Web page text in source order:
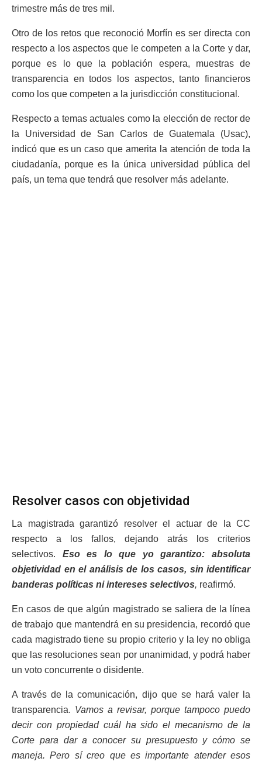
trimestre más de tres mil.
Otro de los retos que reconoció Morfín es ser directa con
respecto a los aspectos que le competen a la Corte y dar,
porque es lo que la población espera, muestras de
transparencia en todos los aspectos, tanto financieros
como los que competen a la jurisdicción constitucional.
Respecto a temas actuales como la elección de rector de
la Universidad de San Carlos de Guatemala (Usac),
indicó que es un caso que amerita la atención de toda la
ciudadanía, porque es la única universidad pública del
país, un tema que tendrá que resolver más adelante.
Resolver casos con objetividad
La magistrada garantizó resolver el actuar de la CC
respecto a los fallos, dejando atrás los criterios
selectivos. Eso es lo que yo garantizo: absoluta
objetividad en el análisis de los casos, sin identificar
banderas políticas ni intereses selectivos, reafirmó.
En casos de que algún magistrado se saliera de la línea
de trabajo que mantendrá en su presidencia, recordó que
cada magistrado tiene su propio criterio y la ley no obliga
que las resoluciones sean por unanimidad, y podrá haber
un voto concurrente o disidente.
A través de la comunicación, dijo que se hará valer la
transparencia. Vamos a revisar, porque tampoco puedo
decir con propiedad cuál ha sido el mecanismo de la
Corte para dar a conocer su presupuesto y cómo se
maneja. Pero sí creo que es importante atender esos